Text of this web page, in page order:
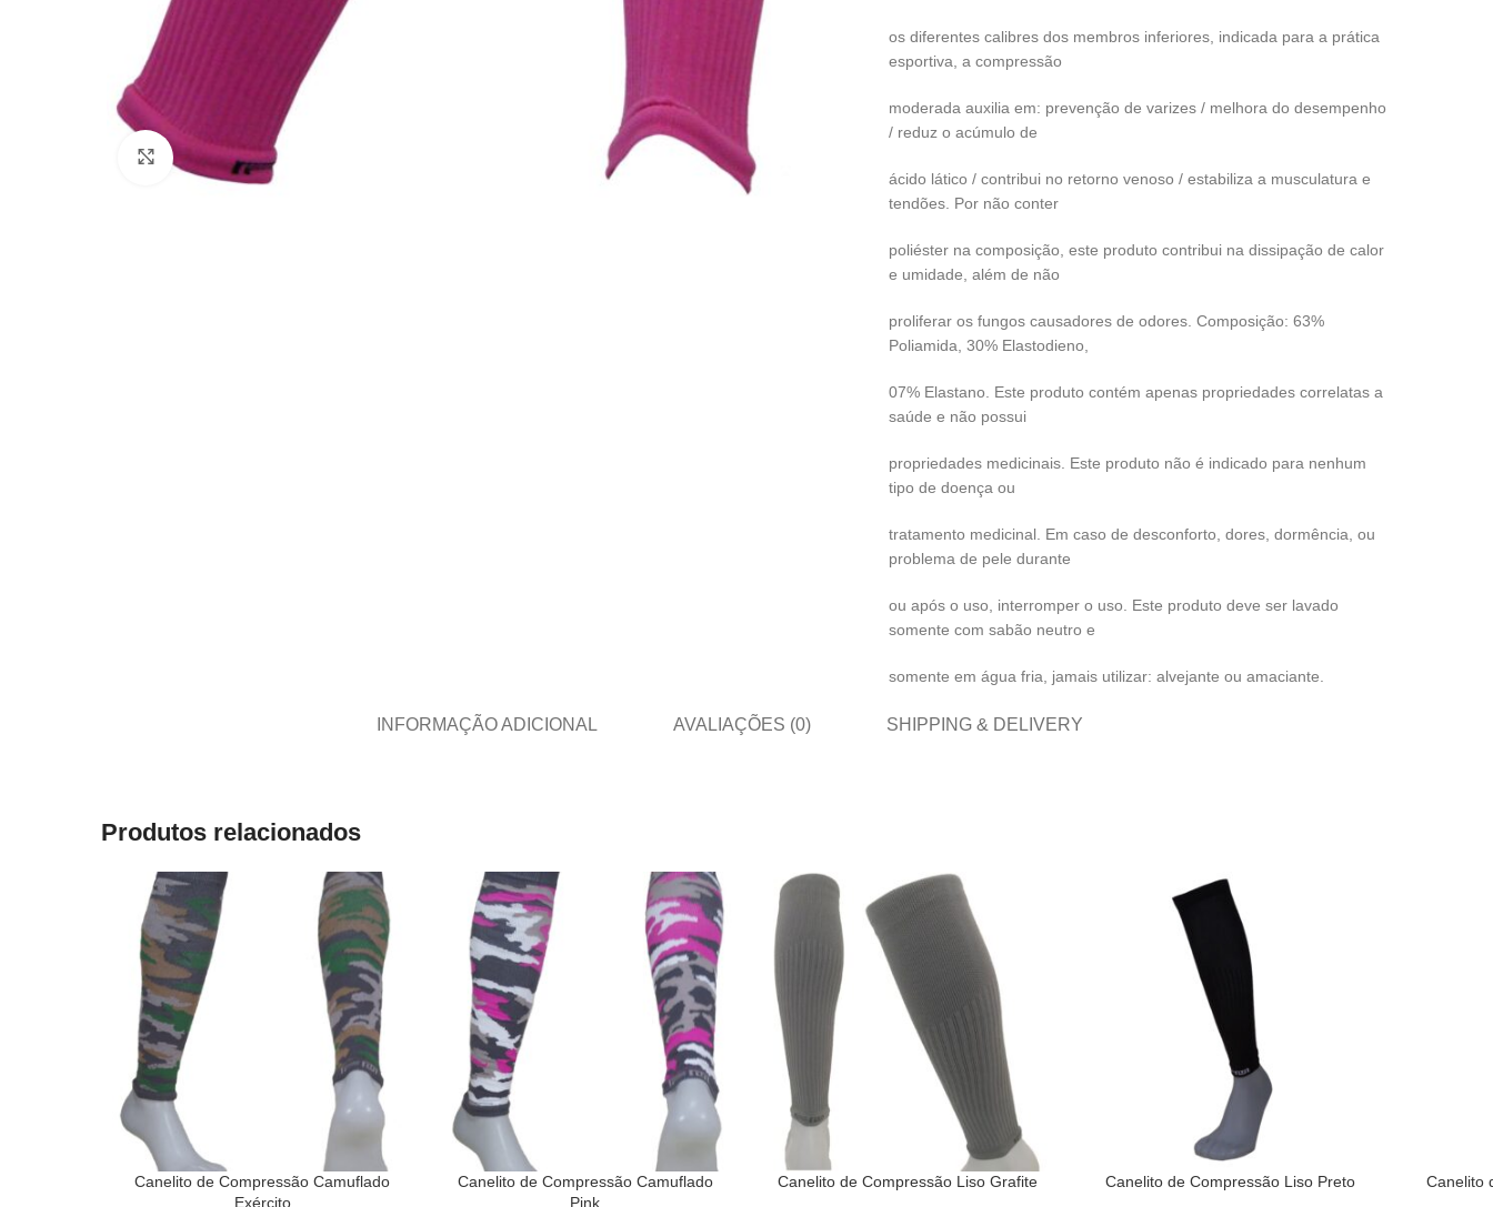
Click to enlarge
os diferentes calibres dos membros inferiores, indicada para a prática
esportiva, a compressão
moderada auxilia em: prevenção de varizes / melhora do desempenho
/ reduz o acúmulo de
ácido lático / contribui no retorno venoso / estabiliza a musculatura e
tendões. Por não conter
poliéster na composição, este produto contribui na dissipação de calor
e umidade, além de não
proliferar os fungos causadores de odores. Composição: 63%
Poliamida, 30% Elastodieno,
07% Elastano. Este produto contém apenas propriedades correlatas a
saúde e não possui
propriedades medicinais. Este produto não é indicado para nenhum
tipo de doença ou
tratamento medicinal. Em caso de desconforto, dores, dormência, ou
problema de pele durante
ou após o uso, interromper o uso. Este produto deve ser lavado
somente com sabão neutro e
somente em água fria, jamais utilizar: alvejante ou amaciante.
INFORMAÇÃO ADICIONAL AVALIAÇÕES (0) SHIPPING & DELIVERY
Produtos relacionados
Canelito de Compressão Camuflado
Exército
Canelito de Compressão Camuflado
Pink
Canelito de Compressão Liso Grafite Canelito de Compressão Liso Preto Canelito